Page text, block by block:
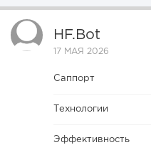
HF.bot
17 МАЯ 2026
Саппорт
Технологии
Эффективность